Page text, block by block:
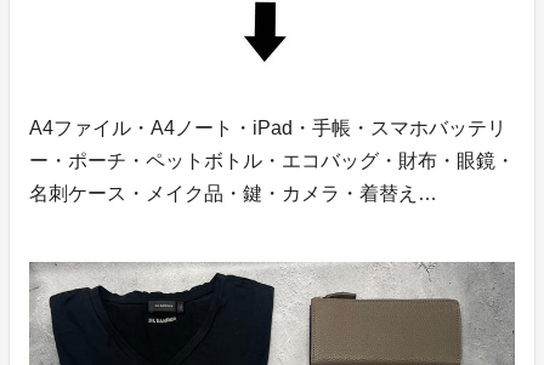
A4ファイル・A4ノート・iPad・手帳・スマホバッテリ
ー・ポーチ・ペットボトル・エコバッグ・財布・眼鏡・
名刺ケース・メイク品・鍵・カメラ・着替え…